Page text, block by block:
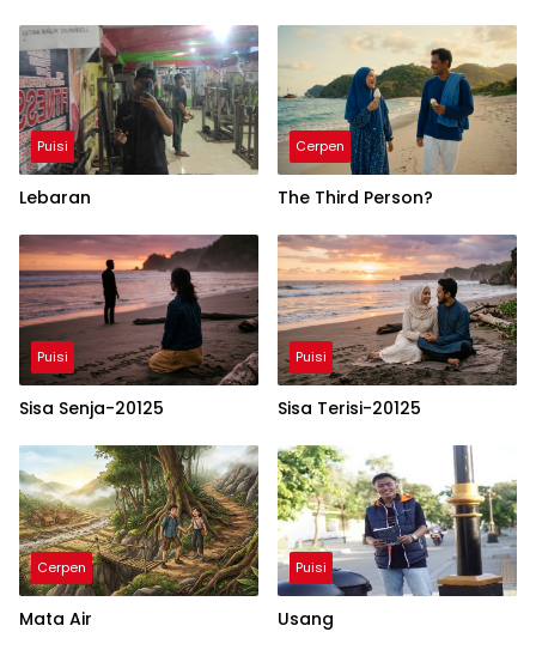
Puisi
Lebaran
Cerpen
The Third Person?
Puisi
Sisa Senja-20125
Puisi
Sisa Terisi-20125
Cerpen
Mata Air
Puisi
Usang